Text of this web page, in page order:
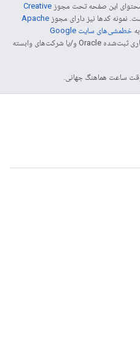
این صفحه تحت مجوز Creative
نمونه کدها نیز دارای مجوز Apache
خطمشی‌های سایت Google
مراجعه کنید. جاوا علامت تجاری ثبت‌شده Oracle و/یا شرکت‌های وابسته